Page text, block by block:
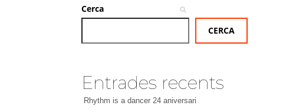
Cerca
CERCA
Entrades recents
Rhythm is a dancer 24 aniversari